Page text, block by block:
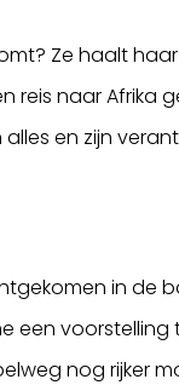
Ze haalt
reis naar
en zijn
in
een
nog rijker